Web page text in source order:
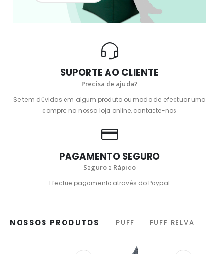
SUPORTE AO CLIENTE
Precisa de ajuda?
Se tem dúvidas em algum produto ou modo de efectuar uma
compra na nossa loja online, contacte-nos
PAGAMENTO SEGURO
Seguro e Rápido
Efectue pagamento através do Paypal
NOSSOS PRODUTOS PUFF PUFF RELVA